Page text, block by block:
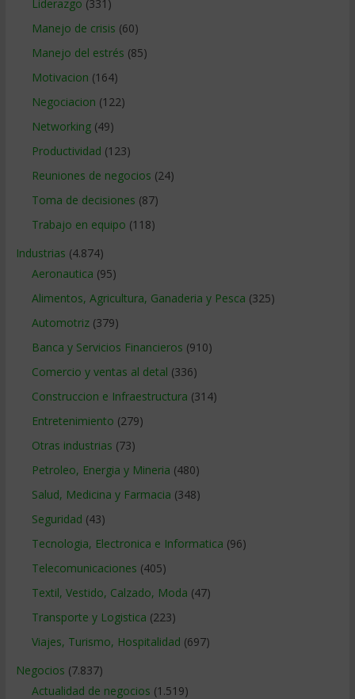
Liderazgo (331)
Manejo de crisis (60)
Manejo del estrés (85)
Motivacion (164)
Negociacion (122)
Networking(49)
Productividad (123)
Reuniones de negocios (24)
Toma de decisiones (87)
Trabajo en equipo (118)
Industrias (4.874)
Aeronautica (95)
Alimentos, Agricultura, Ganaderia y Pesca (325)
Automotriz(379)
Banca y Servicios Financieros (910)
Comercio y ventas al detal (336)
Construccion e Infraestructura (314)
Entretenimiento (279)
Otras industrias (73)
Petroleo, Energia y Mineria (480)
Salud, Medicina y Farmacia (348)
Seguridad (43)
Tecnologia, Electronica e Informatica (96)
Telecomunicaciones (405)
Textil, Vestido, Calzado, Moda (47)
Transporte y Logistica (223)
Viajes, Turismo, Hospitalidad (697)
Negocios (7.837)
Actualidad de negocios (1.519)